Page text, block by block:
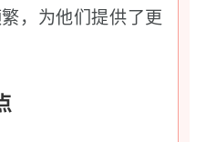
，为他们提供了更